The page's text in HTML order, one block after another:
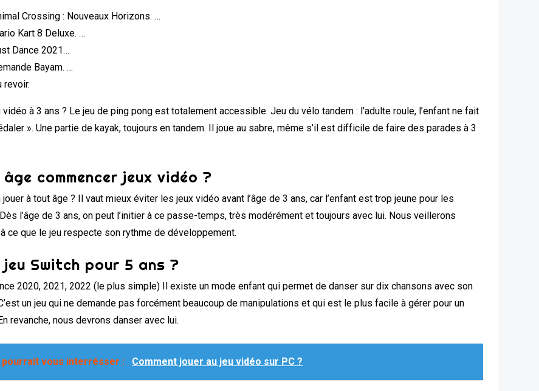
Crossing : Nouveaux Horizons. …
Kart 8 Deluxe. …
Dance 2021…
Bayam. …
revoir.
vidéo à 3 ans ? Le jeu de ping pong est totalement accessible. Jeu du vélo tandem : l’adulte roule, l’enfant ne fait
». Une partie de kayak, toujours en tandem. Il joue au sabre, même s’il est difficile de faire des parades à 3
âge commencer jeux vidéo ?
jouer à tout âge ? Il vaut mieux éviter les jeux vidéo avant l’âge de 3 ans, car l’enfant est trop jeune pour les
l’âge de 3 ans, on peut l’initier à ce passe-temps, très modérément et toujours avec lui. Nous veillerons
ce que le jeu respecte son rythme de développement.
jeu Switch pour 5 ans ?
2020, 2021, 2022 (le plus simple) Il existe un mode enfant qui permet de danser sur dix chansons avec son
un jeu qui ne demande pas forcément beaucoup de manipulations et qui est le plus facile à gérer pour un
revanche, nous devrons danser avec lui.
pourrait vous interrésser : Comment jouer au jeu vidéo sur PC ?